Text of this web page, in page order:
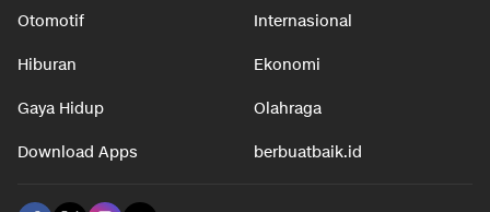
Otomotif Internasional
Hiburan Ekonomi
Gaya Hidup Olahraga
Download Apps berbuatbaik.id